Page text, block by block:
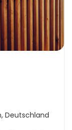
Deutschland